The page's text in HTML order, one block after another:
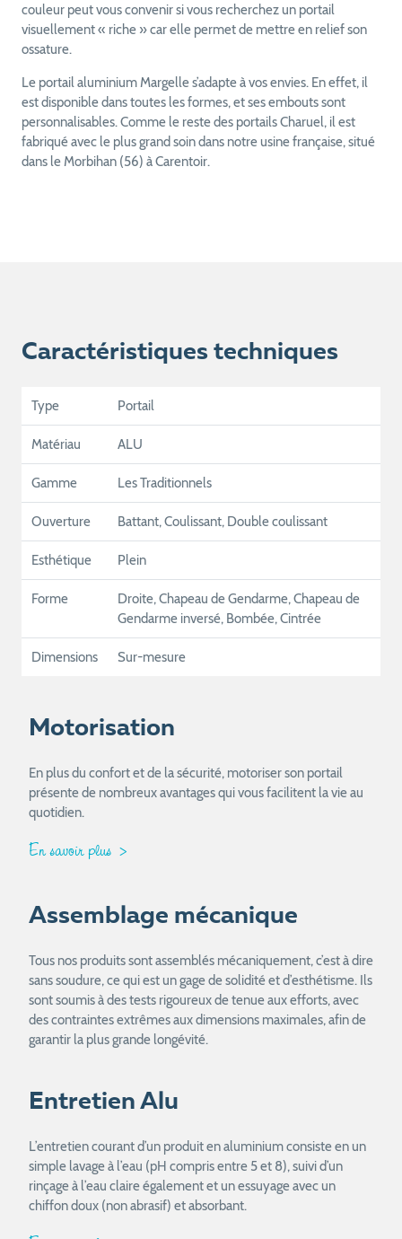
couleur peut vous convenir si vous recherchez un portail
visuellement « riche » car elle permet de mettre en relief son
ossature.
Le portail aluminium Margelle s’adapte à vos envies. En effet, il
est disponible dans toutes les formes, et ses embouts sont
personnalisables. Comme le reste des portails Charuel, il est
fabriqué avec le plus grand soin dans notre usine française, situé
dans le Morbihan (56) à Carentoir.
Caractéristiques techniques
Type Portail
Matériau ALU
Gamme Les Traditionnels
Ouverture Battant, Coulissant, Double coulissant
Esthétique Plein
Forme
Droite, Chapeau de Gendarme, Chapeau de
Gendarme inversé, Bombée, Cintrée
Dimensions Sur-mesure
Motorisation
En plus du confort et de la sécurité, motoriser son portail
présente de nombreux avantages qui vous facilitent la vie au
quotidien.
En savoir plus
Assemblage mécanique
Tous nos produits sont assemblés mécaniquement, c’est à dire
sans soudure, ce qui est un gage de solidité et d’esthétisme. Ils
sont soumis à des tests rigoureux de tenue aux efforts, avec
des contraintes extrêmes aux dimensions maximales, afin de
garantir la plus grande longévité.
Entretien Alu
L’entretien courant d’un produit en aluminium consiste en un
simple lavage à l’eau (pH compris entre 5 et 8), suivi d’un
rinçage à l’eau claire également et un essuyage avec un
chiffon doux (non abrasif) et absorbant.